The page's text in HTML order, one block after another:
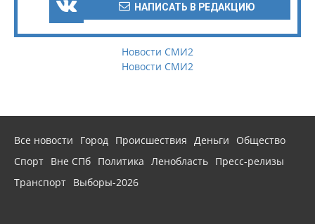
НАПИСАТЬ В РЕДАКЦИЮ
Новости СМИ2
Новости СМИ2
Все новости Город Происшествия Деньги
Общество
Спорт Вне СПб Политика Ленобласть Пресс-релизы
Транспорт Выборы-2026